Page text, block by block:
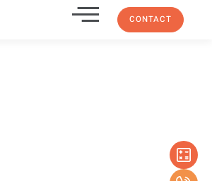
CONTACT
Portes innovantes stratifiées pour intérieurs de GD